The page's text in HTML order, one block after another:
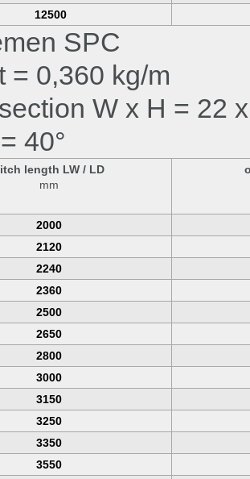
12500
SPC
= 0,360 kg/m
W x H = 22
40°
length LW / LD
mm
2000
2120
2240
2360
2500
2650
2800
3000
3150
3250
3350
3550